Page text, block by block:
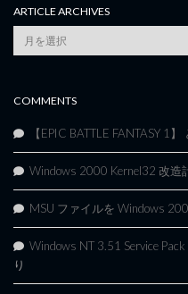
ARTICLE ARCHIVES
Article
Archives
COMMENTS
【EPIC BATTLE FANTASY 1
Windows 2000 Kernel32 改造
MSU ファイルを Windows
Windows NT 3.51 Service
り